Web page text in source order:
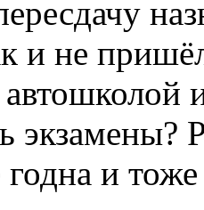
и не
автошколой
экзамены?
и